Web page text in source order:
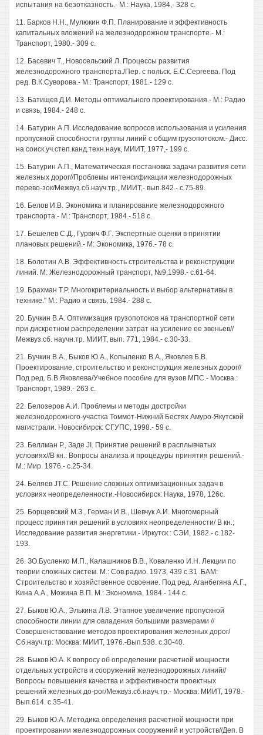
испытания на безотказность.- М.: Наука, 1984,- 328 с.
11. Барков H.H., Мулюкин Ф.П. Планирование и эффективность
капитальных вложений на железнодорожном транспорте.- М.:
Транспорт, 1980.- 309 с.
12. Басевич Т., Новосельский Л. Процессы развития
железнодорожного транспорта./Пер. с польск. Е.С.Сергеева. Под
ред. В.К.Суворова.- М.: Транспорт, 1981.- 129 с.
13. Батищев Д.И. Методы оптимального проектирования.- М.: Радио
и связь, 1984.- 248 с.
14. Батурин А.П. Исследование вопросов использования и усиления
пропускной способности группы линий с общим грузопотоком.- Дисс.
на соиск.уч.степ.канд.техн.наук, МИИТ, 1977,- 199 с.
15. Батурин А.П., Математическая постановка задачи развития сети
железных дорог//Проблемы интенсификации железнодорожных
перево-зок/Межвуз.сб.науч.тр., МИИТ,- вып.842.- с.75-89.
16. Белов И.В. Экономика и планирование железнодорожного
транспорта.- М.: Транспорт, 1984.- 518 с.
17. Бешелев С.Д., Гурвич Ф.Г. Экспертные оценки в принятии
плановых решений.- М: Экономика, 1976.- 78 с.
18. Болотин A.B. Эффективность строительства и реконструкции
линий. М: Железнодорожный транспорт, №9,1998.- с.61-64.
19. Брахман Т.Р. Многокритериальность и выбор альтернативы в
технике." М.: Радио и связь, 1984.- 288 с.
20. Бучкин В.А. Оптимизация грузопотоков на транспортной сети
при дискретном распределении затрат на усиление ее звеньев//
Межвуз.сб. научн.тр. МИИТ, вып. 771, 1984.- с.30-33.
21. Бучкин В.А., Быков Ю.А., Копыленко В.А., Яковлев Б.В.
Проектирование, строительство и реконструкция железных дорог//
Под ред. Б.В.Яковлева/Учебное пособие для вузов МПС.- Москва.:
Транспорт, 1989.- 263 с.
22. Белозеров А.И. Проблемы и методы достройки
железнодорожного-участка Томмот-Нижний Бестях Амуро-Якутской
магистрали. Новосибирск: СГУПС, 1998.- 59 с.
23. Беллман Р., Заде JI. Принятие решений в расплывчатых
условиях//В кн.: Вопросы анализа и процедуры принятия решений.-
М.: Мир. 1976.- с.25-34.
24. Беляев JT.C. Решение сложных оптимизационных задач в
условиях неопределенности.-Новосибирск: Наука, 1978, 126с.
25. Борщевский М.З., Герман И.В., Шевчук А.И. Многомерный
процесс принятия решений в условиях неопределенности/ В кн.;
Исследование развития энергетики.- Иркутск.: СЭИ, 1982.- с.182-
193.
26. ЗО.Бусленко М.П., Калашников В.В., Коваленко И.Н. Лекции по
теории сложных систем. М.: Сов.радио. 1973, 439 с.31 .БАМ:
Строительство и хозяйственное освоение. Под ред. Аганбегяна А.Г.,
Кина A.A., Можина В.П. М.: Экономика, 1984.- 144 с.
27. Быков Ю.А., Элькина Л.В. Этапное увеличение пропускной
способности линии для овладения большими размерами //
Совершенствование методов проектирования железных дорог/
Сб.науч.тр: Москва: МИИТ, 1976.-Вып.538. с.30-40.
28. Быков Ю.А. К вопросу об определении расчетной мощности
отдельных устройств и сооружений железнодорожных линий//
Вопросы повышения качества и эффективности проектных
решений железных до-рог/Межвуз.сб.науч.тр.- Москва: МИИТ, 1978.-
Вып.614. с.35-41.
29. Быков Ю.А. Методика определения расчетной мощности при
проектировании железнодорожных сооружений и устройств//Деп. В